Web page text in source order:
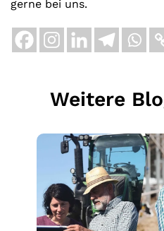
gerne bei uns.
Weitere